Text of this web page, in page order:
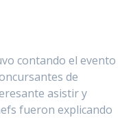
contando el evento
de
asistir y
fueron explicando